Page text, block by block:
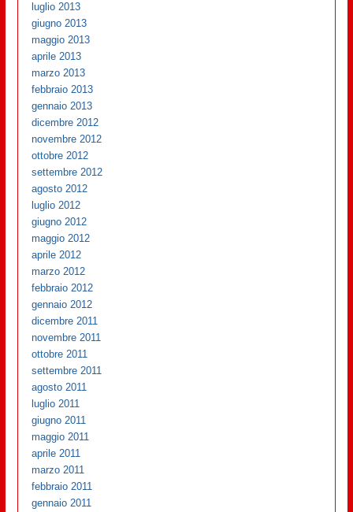
luglio 2013
giugno 2013
maggio 2013
aprile 2013
marzo 2013
febbraio 2013
gennaio 2013
dicembre 2012
novembre 2012
ottobre 2012
settembre 2012
agosto 2012
luglio 2012
giugno 2012
maggio 2012
aprile 2012
marzo 2012
febbraio 2012
gennaio 2012
dicembre 2011
novembre 2011
ottobre 2011
settembre 2011
agosto 2011
luglio 2011
giugno 2011
maggio 2011
aprile 2011
marzo 2011
febbraio 2011
gennaio 2011